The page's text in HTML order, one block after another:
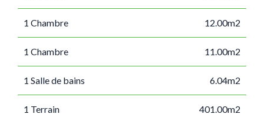
1 Chambre 12.00m2
1 Chambre 11.00m2
1 Salle de bains 6.04m2
1 Terrain 401.00m2